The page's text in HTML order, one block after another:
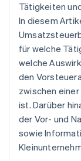
Tätigkeiten
In diesem
für welche
welche
den
zwischen
ist. Darüber
der Vor- und
sowie